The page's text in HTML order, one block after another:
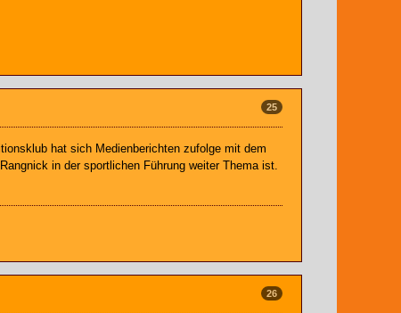
25
hat sich Medienberichten zufolge mit dem
in der sportlichen Führung weiter Thema ist.
26